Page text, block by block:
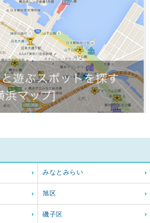
みなとみらい
旭区
磯子区